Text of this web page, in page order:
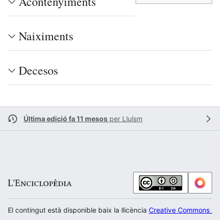
Naiximents
Decesos
Última edició fa 11 mesos per Lluísm
El contingut està disponible baix la llicència Creative Commons